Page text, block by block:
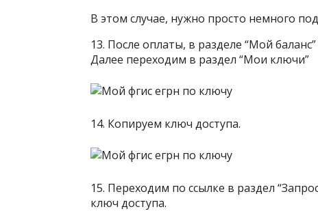
В этом случае, нужно просто немного
13. После оплаты, в разделе “Мой
Далее переходим в раздел “Мои ключи”
14. Копируем ключ доступа.
15. Переходим по ссылке в раздел
ключ доступа.